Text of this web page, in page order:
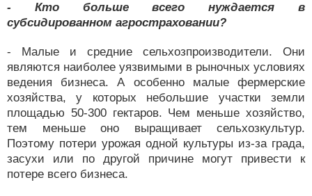
- Кто больше всего нуждается в
субсидированном агростраховании?
- Малые и средние сельхозпроизводители. Они
являются наиболее уязвимыми в рыночных условиях
ведения бизнеса. А особенно малые фермерские
хозяйства, у которых небольшие участки земли
площадью 50-300 гектаров. Чем меньше хозяйство,
тем меньше оно выращивает сельхозкультур.
Поэтому потери урожая одной культуры из-за града,
засухи или по другой причине могут привести к
потере всего бизнеса.